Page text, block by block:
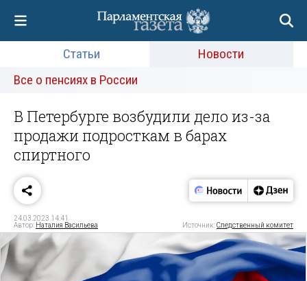
Статьи
Новости
Все о пенсиях в России
В Петербурге возбудили дело из-за
продажи подросткам в барах
спиртного
24.03.2023 14:41
Автор: Наталия Васильева Источник:Следственный комитет